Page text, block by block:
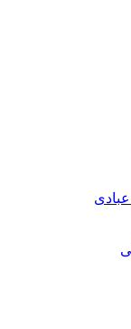
عبادی